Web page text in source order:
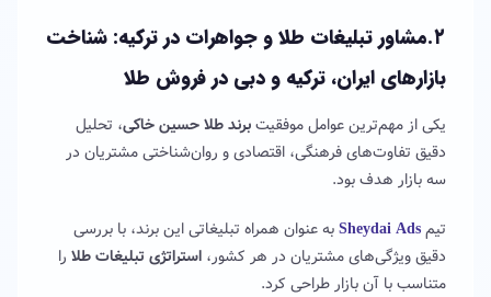
۲.مشاور تبلیغات طلا و جواهرات در ترکیه: شناخت
بازارهای ایران، ترکیه و دبی در فروش طلا
یکی از مهم‌ترین عوامل موفقیتبرند طلا حسین خاکی، تحلیل
دقیق تفاوت‌های فرهنگی، اقتصادی و روان‌شناختی مشتریان در
سه بازار هدف بود.
تیمSheydai Adsبه عنوان همراه تبلیغاتی این برند، با بررسی
دقیق ویژگی‌های مشتریان در هر کشور، استراتژی تبلیغات طلا را
متناسب با آن بازار طراحی کرد.